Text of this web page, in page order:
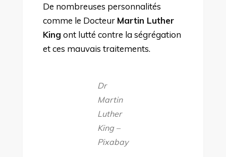
De nombreuses personnalités
comme le Docteur Martin Luther
King ont lutté contre la ségrégation
et ces mauvais traitements.
Dr
Martin
Luther
King –
Pixabay